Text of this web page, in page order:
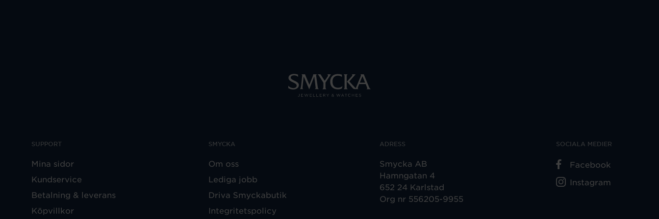
SUPPORT
Mina sidor
Kundservice
Betalning & leverans
Köpvillkor
SMYCKA
Om oss
Lediga jobb
Driva Smyckabutik
Integritetspolicy
ADRESS
Smycka AB
Hamngatan 4
652 24 Karlstad
Org nr 556205-9955
SOCIALA MEDIER
Facebook
Instagram